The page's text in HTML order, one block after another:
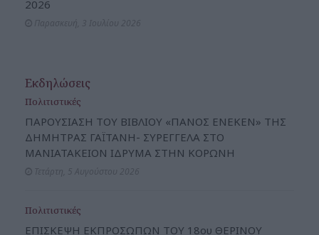
2026
Εκδηλώσεις
Πολιτιστικές
ΠΑΡΟΥΣΙΑΣΗ ΤΟΥ ΒΙΒΛΙΟΥ «ΠΑΝΟΣ ΕΝΕΚΕΝ» ΤΗΣ
ΔΗΜΗΤΡΑΣ ΓΑΪΤΑΝΗ- ΣΥΡΕΓΓΕΛΑ ΣΤΟ
ΜΑΝΙΑΤΑΚΕΙΟΝ ΙΔΡΥΜΑ ΣΤΗΝ ΚΟΡΩΝΗ
Πολιτιστικές
ΕΠΙΣΚΕΨΗ ΕΚΠΡΟΣΩΠΩΝ ΤΟΥ 18ου ΘΕΡΙΝΟΥ